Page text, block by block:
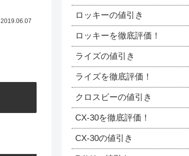
2019.06.07
ロッキーの値引き
ロッキーを徹底評価！
ライズの値引き
ライズを徹底評価！
クロスビーの値引き
CX-30を徹底評価！
CX-30の値引き